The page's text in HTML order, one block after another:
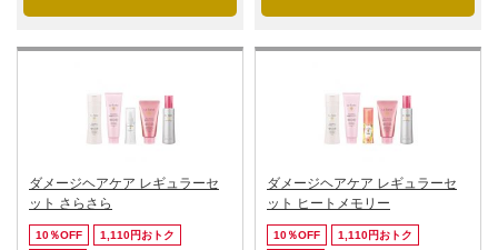
ダメージヘアケア レギュラーセ
ット さらさら
10％OFF 1,110円おトク
ダメージヘアケア レギュラーセ
ット ヒートメモリー
10％OFF 1,110円おトク